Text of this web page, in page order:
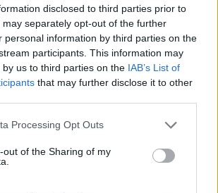
disclosed to third parties prior to
separately opt-out of the further
personal information by third parties on the
participants. This information may
us to third parties on the IAB’s List of
that may further disclose it to other
Processing Opt Outs
out of the Sharing of my
szabott az Egyesült Államoknak a